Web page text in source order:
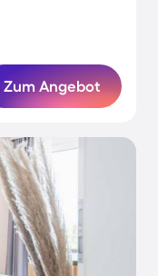
Zum Angebot